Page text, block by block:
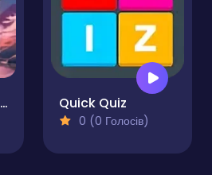
Relaxing Sudoku and Futoshiki Quick Quiz
0 (0 Голосів)